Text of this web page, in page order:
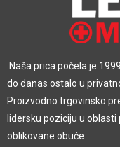
Naša prica počela je
do danas ostalo u
Proizvodno trgovinsko
lidersku poziciju u
oblikovane obuće